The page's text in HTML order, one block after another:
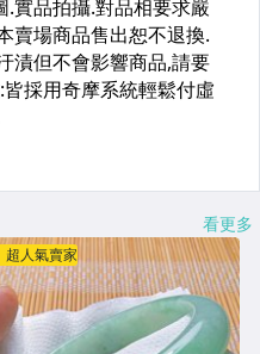
看更多
超人氣賣家